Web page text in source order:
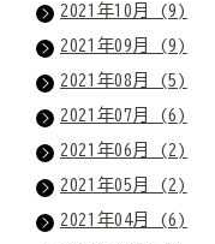
2021年10月 (9)
2021年09月 (9)
2021年08月 (5)
2021年07月 (6)
2021年06月 (2)
2021年05月 (2)
2021年04月 (6)